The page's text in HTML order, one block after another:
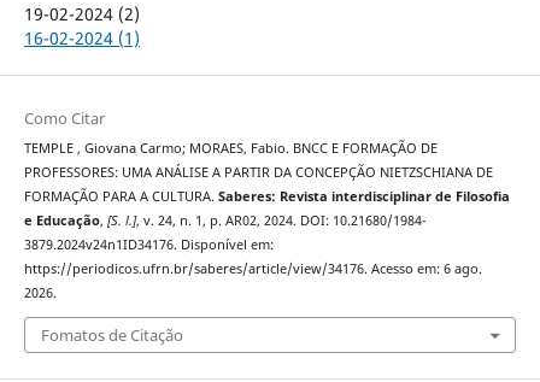
19-02-2024 (2)
16-02-2024 (1)
Como Citar
TEMPLE , Giovana Carmo; MORAES, Fabio. BNCC E FORMAÇÃO DE
PROFESSORES: UMA ANÁLISE A PARTIR DA CONCEPÇÃO NIETZSCHIANA DE
FORMAÇÃO PARA A CULTURA. Saberes: Revista interdisciplinar de Filosofia
e Educação, [S. l.], v. 24, n. 1, p. AR02, 2024. DOI: 10.21680/1984-
3879.2024v24n1ID34176. Disponível em:
https://periodicos.ufrn.br/saberes/article/view/34176. Acesso em: 6 ago.
2026.
Fomatos de Citação